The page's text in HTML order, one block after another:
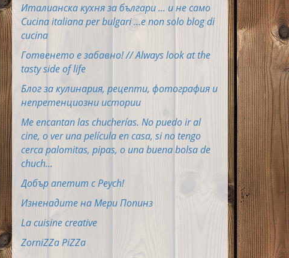
Италианска кухня за българи ... и не само
Cucina italiana per bulgari ...e non solo blog di
cucina
Готвенето е забавно! // Always look at the
tasty side of life
Блог за кулинария, рецепти, фотография и
непретенциозни истории
Me encantan las chucherías. No puedo ir al
cine, o ver una película en casa, si no tengo
cerca palomitas, pipas, o una buena bolsa de
chuch...
Добър апетит с Peych!
Изненадите на Мери Попинз
La cuisine creative
ZorniZZa PiZZa